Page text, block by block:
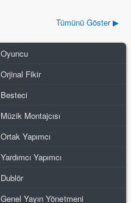
Tümünü Göster ▶
Oyuncu
Orjinal Fikir
Besteci
Müzik Montajcısı
Ortak Yapımcı
Yardımcı Yapımcı
Dublör
Genel Yayın Yönetmeni